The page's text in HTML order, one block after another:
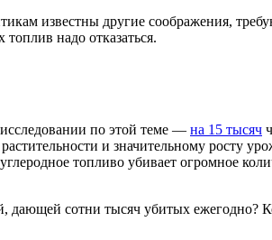
известны другие соображения,
надо отказаться.
по этой теме — на 15 тысяч
и значительному росту
топливо убивает огромное
дающей сотни тысяч убитых ежегодно?